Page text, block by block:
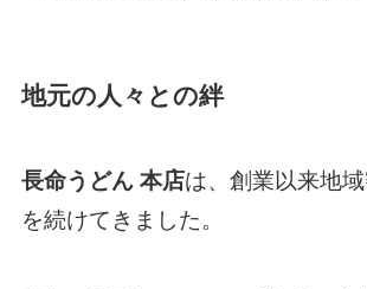
地元の人々との絆
長命うどん 本店は、創業以来地
を続けてきました。